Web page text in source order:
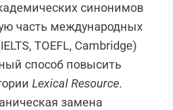
синонимов
часть международных
TOEFL, Cambridge)
способ повысить
Lexical Resource.
замена